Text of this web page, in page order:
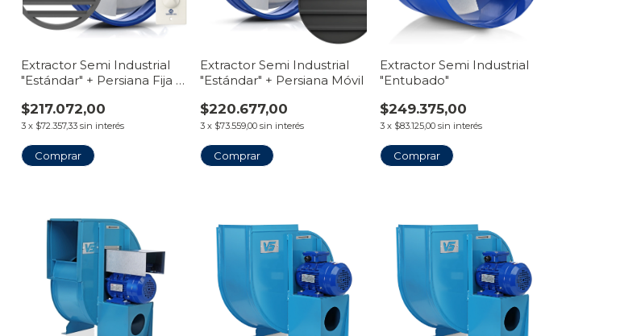
Extractor Semi Industrial
"Estándar" + Persiana Fija +
$217.072,00
3 x $72.357,33 sin interés
Comprar
Extractor Semi Industrial
"Estándar" + Persiana Móvil
$220.677,00
3 x $73.559,00 sin interés
Comprar
Extractor Semi Industrial
"Entubado"
$249.375,00
3 x $83.125,00 sin interés
Comprar